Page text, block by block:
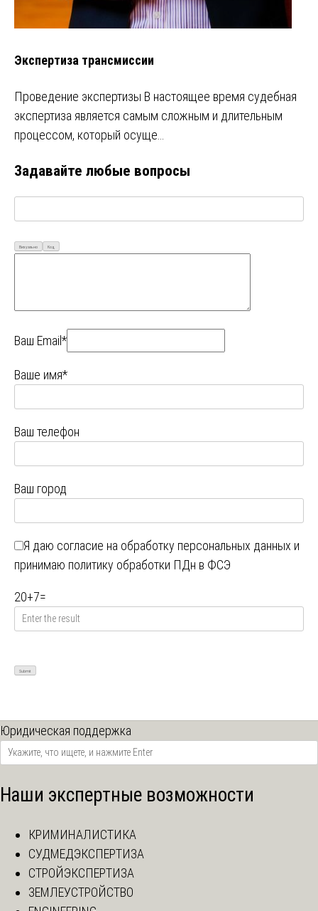
Экспертиза трансмиссии
Проведение экспертизы В настоящее время судебная
экспертиза является самым сложным и длительным
процессом, который осуще…
Задавайте любые вопросы
Визуально Код
Ваш Email*
Ваше имя*
Ваш телефон
Ваш город
Я даю согласие на обработку персональных данных и
принимаю политику обработки ПДн в ФСЭ
20+7=
Юридическая поддержка
Наши экспертные возможности
КРИМИНАЛИСТИКА
СУДМЕДЭКСПЕРТИЗА
СТРОЙЭКСПЕРТИЗА
ЗЕМЛЕУСТРОЙСТВО